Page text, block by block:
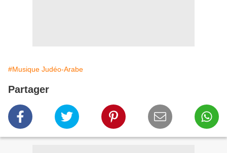
#Musique Judéo-Arabe
Partager